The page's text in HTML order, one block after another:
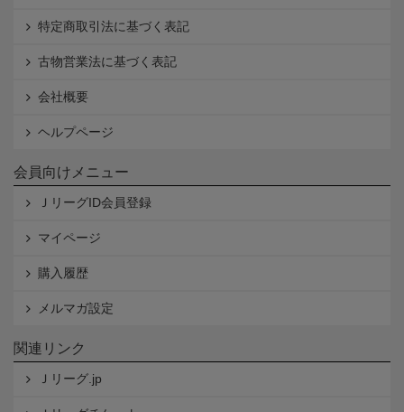
特定商取引法に基づく表記
古物営業法に基づく表記
会社概要
ヘルプページ
会員向けメニュー
ＪリーグID会員登録
マイページ
購入履歴
メルマガ設定
関連リンク
Ｊリーグ.jp